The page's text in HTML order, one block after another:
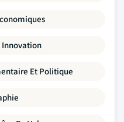
Innovation
Et Politique